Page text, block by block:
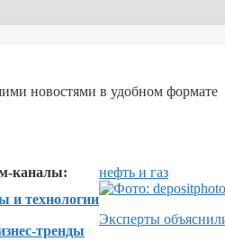
новостями в удобном формате
каналы:
и технологии
тренды
нефть и газ
Эксперты